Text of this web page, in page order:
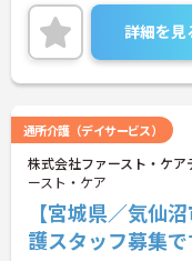
詳細を見
通所介護（デイサービス）
株式会社ファースト・ケ
ースト・ケア
【宮城県／気仙
護スタッフ募集で